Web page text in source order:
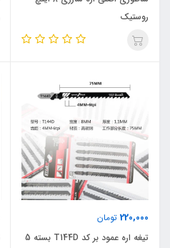
روستیک
220,000 تومان
تیغه اره عمود بر کد T144D بسته 5